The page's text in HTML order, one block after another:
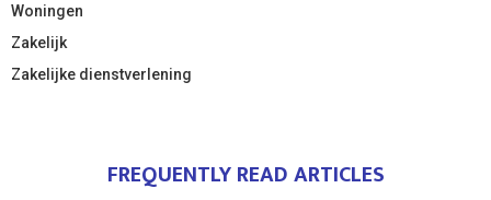
Woningen
Zakelijk
Zakelijke dienstverlening
FREQUENTLY READ ARTICLES